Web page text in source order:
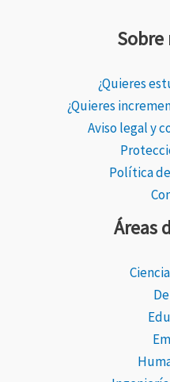
¿Quieres
¿Quieres
Aviso legal y
Política
Áreas